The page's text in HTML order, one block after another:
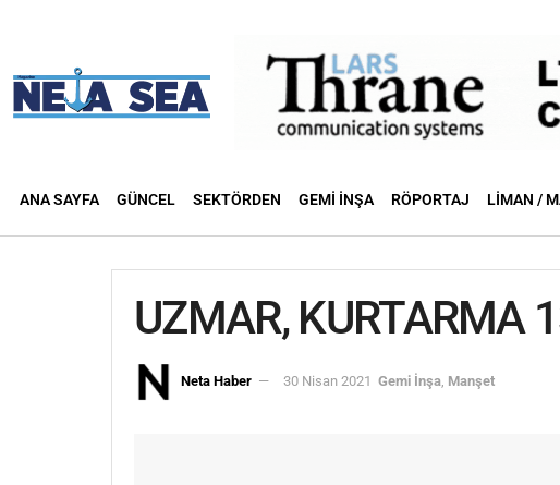
ANA SAYFA GÜNCEL SEKTÖRDEN GEMI İNŞA RÖPORTAJ LIMAN /
UZMAR, KURTARMA
Neta Haber 30 Nisan 2021 Gemi İnşa Manşet